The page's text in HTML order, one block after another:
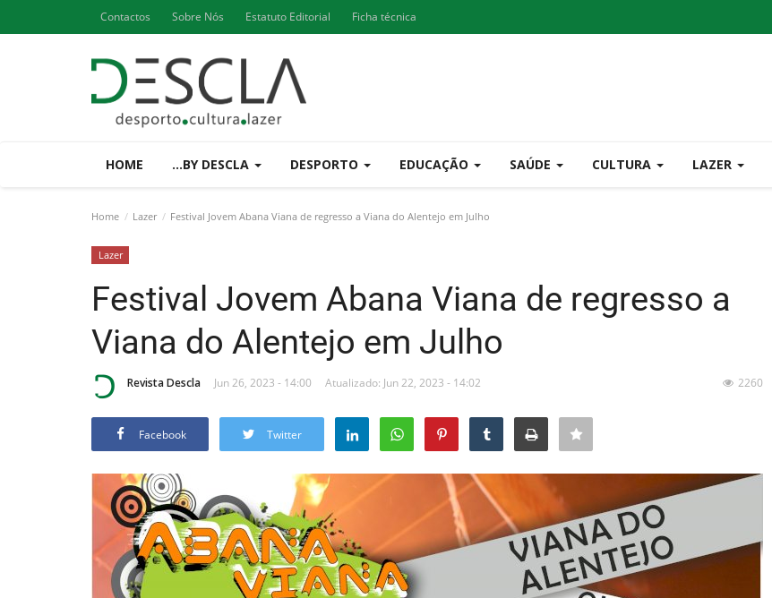
Contactos Sobre Nós Estatuto Editorial Ficha técnica
HOME ...BY DESCLA DESPORTO EDUCAÇÃO SAÚDE CULTURA LAZER
Home Lazer Festival Jovem Abana Viana de regresso a Viana do Alentejo em Julho
Lazer
Festival Jovem Abana Viana de regresso a
Viana do Alentejo em Julho
Revista Descla Jun 26, 2023 - 14:00 Atualizado: Jun 22, 2023 - 14:02 2260
Facebook Twitter